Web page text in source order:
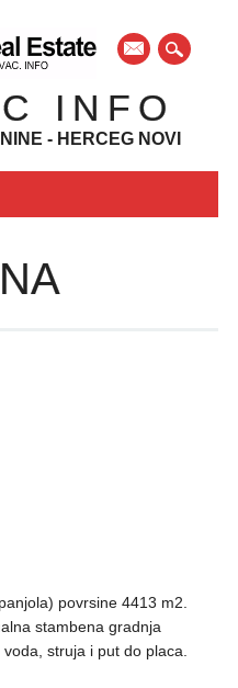
mail
INFO
- HERCEG NOVI
povrsine 4413 m2.
stambena gradnja
struja i put do placa.